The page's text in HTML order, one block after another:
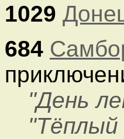
1029
684
"День
"Тёплый